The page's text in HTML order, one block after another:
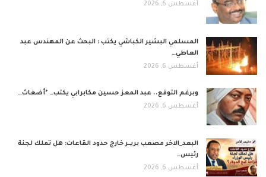
أغسطس 6, 2026
المسلمي البشير الكباشي يكتب : البحث عن المهندس عبد
العاطي…
أغسطس 6, 2026
وبرغم التوقع.. عبد المعز حسين مكابرابي يكتب… *أضغاث…
أغسطس 6, 2026
البعد_الاخر مصعب بريــر خارج حدود القاعات: هل تملك لجنة
رئيس…
أغسطس 6, 2026